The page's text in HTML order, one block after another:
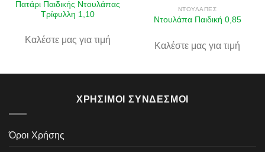
Πατάρι Παιδικής Ντουλάπας
Τρίφυλλη 1,10
Καλέστε μας για τιμή
ΝΤΟΥΛΆΠΕΣ
Ντουλάπα Παιδική 0,85
Καλέστε μας για τιμή
ΧΡΉΣΙΜΟΙ ΣΎΝΔΕΣΜΟΙ
Όροι Χρήσης